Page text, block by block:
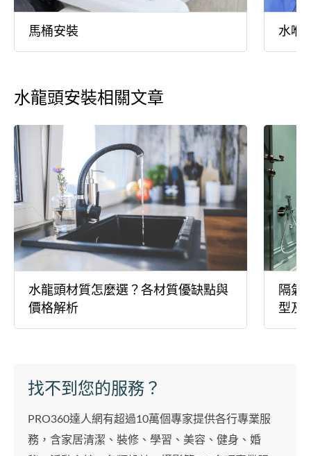
馬桶安裝 水喉
水龍頭安裝相關文章
水龍頭材質怎麼選？各材質優缺點與
價格解析
隔氣
型及
找不到您的服務？
PRO360達人網有超過10萬個專家提供各行專業服
務，含家居清潔、裝修、學習、美容、健身、婚